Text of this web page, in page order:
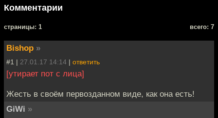
Комментарии
cтраницы: 1 всего: 7
Bishop »
#1 | 27.01.17 14:14 | ответить
[утирает пот с лица]
Жесть в своём первозданном виде, как она есть!
GiWi »